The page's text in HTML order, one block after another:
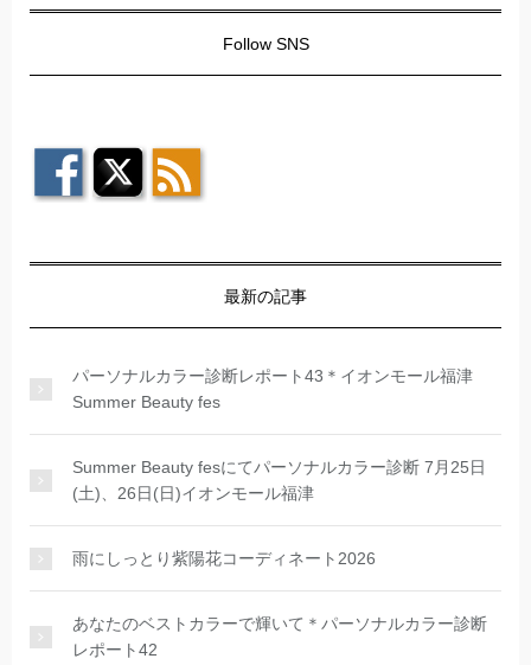
Follow SNS
最新の記事
パーソナルカラー診断レポート43＊イオンモール福津
Summer Beauty fes
Summer Beauty fesにてパーソナルカラー診断 7月25日
(土)、26日(日)イオンモール福津
雨にしっとり紫陽花コーディネート2026
あなたのベストカラーで輝いて＊パーソナルカラー診断
レポート42